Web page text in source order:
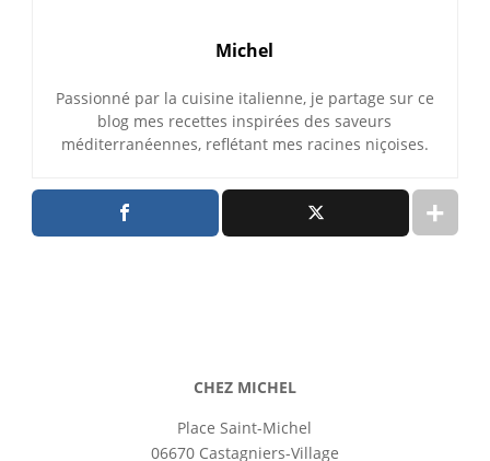
Michel
Passionné par la cuisine italienne, je partage sur ce
blog mes recettes inspirées des saveurs
méditerranéennes, reflétant mes racines niçoises.
CHEZ MICHEL
Place Saint-Michel
06670 Castagniers-Village